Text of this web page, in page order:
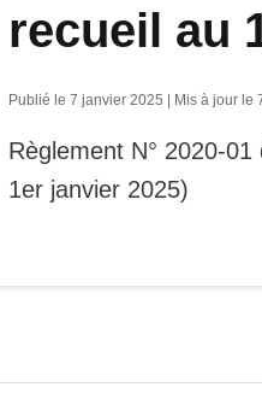
recueil au
Publié le 7 janvier 2025 | Mis à jour le
Règlement N° 2020-
1er janvier 2025)